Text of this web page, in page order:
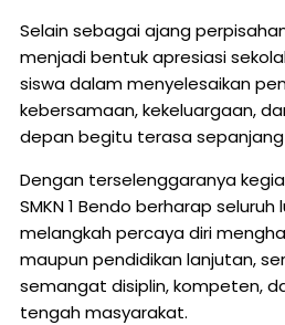
Selain sebagai ajang
menjadi bentuk apresiasi
siswa dalam menyelesaikan
kebersamaan, kekeluargaan,
depan begitu terasa
Dengan terselenggaranya
SMKN 1 Bendo berharap
melangkah percaya diri
maupun pendidikan lanjutan,
semangat disiplin, kompeten,
tengah masyarakat.